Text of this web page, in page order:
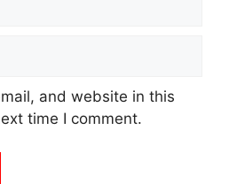
and website in this
time I comment.